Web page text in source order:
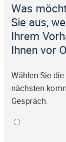
Was
Sie aus,
Ihrem
Ihnen vor
Wählen Sie
nächsten
Gespräch.